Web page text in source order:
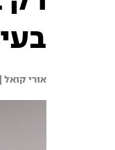
אורי קואל |